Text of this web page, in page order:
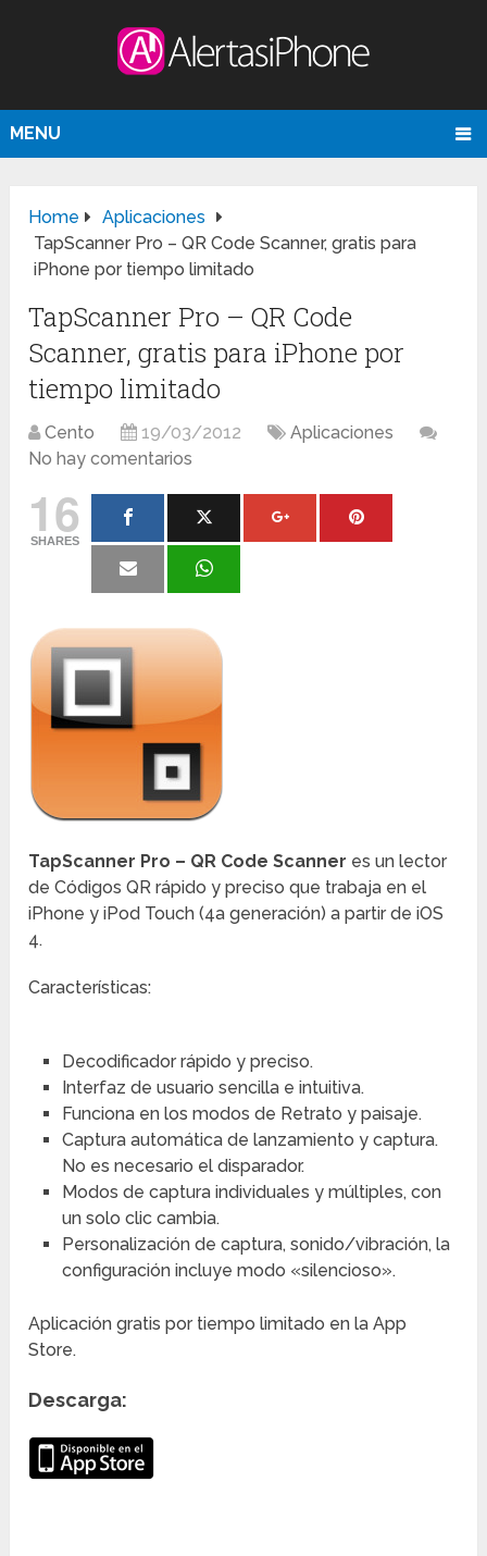
MENU
Home
Aplicaciones
TapScanner Pro – QR Code Scanner, gratis para
iPhone por tiempo limitado
TapScanner Pro – QR Code
Scanner, gratis para iPhone por
tiempo limitado
Cento 19/03/2012
Aplicaciones
No hay comentarios
16
SHARES
TapScanner Pro – QR Code Scanner es un lector
de Códigos QR rápido y preciso que trabaja en el
iPhone y iPod Touch (4a generación) a partir de iOS
4.
Características:
Decodificador rápido y preciso.
Interfaz de usuario sencilla e intuitiva.
Funciona en los modos de Retrato y paisaje.
Captura automática de lanzamiento y captura.
No es necesario el disparador.
Modos de captura individuales y múltiples, con
un solo clic cambia.
Personalización de captura, sonido/vibración, la
configuración incluye modo «silencioso».
Aplicación gratis por tiempo limitado en la App
Store.
Descarga: